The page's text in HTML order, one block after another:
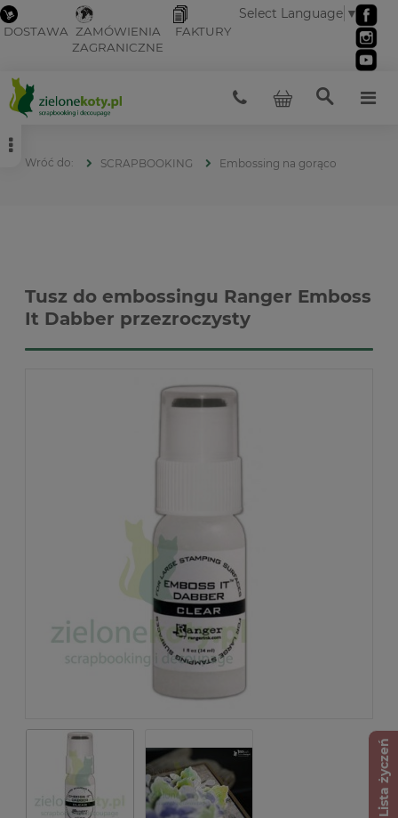
DOSTAWA ZAMÓWIENIA
ZAGRANICZNE
FAKTURY
Select Language ▼
SCRAPBOOKING Embossing na gorąco
Tusz do embossingu Ranger Emboss
It Dabber przezroczysty
Lista życzeń